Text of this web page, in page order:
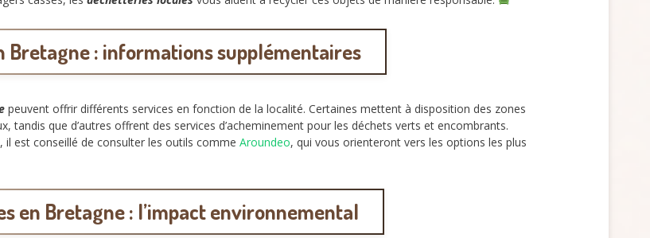
Bretagne : informations supplémentaires
peuvent offrir différents services en fonction de la localité. Certaines mettent à disposition des zones
tandis que d’autres offrent des services d’acheminement pour les déchets verts et encombrants.
, il est conseillé de consulter les outils comme Aroundeo, qui vous orienteront vers les options les plus
en Bretagne : l’impact environnemental